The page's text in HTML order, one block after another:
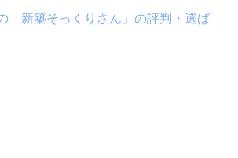
「新築そっくりさん」の評判・選ば